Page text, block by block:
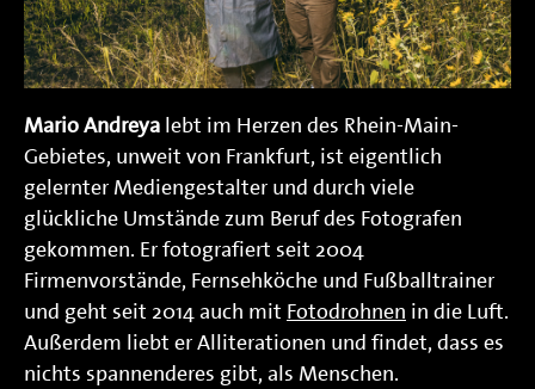
Mario Andreya lebt im Herzen des Rhein-Main-
Gebietes, unweit von Frankfurt, ist eigentlich
gelernter Mediengestalter und durch viele
glückliche Umstände zum Beruf des Fotografen
gekommen. Er fotografiert seit 2004
Firmenvorstände, Fernsehköche und Fußballtrainer
und geht seit 2014 auch mit Fotodrohnen in die Luft.
Außerdem liebt er Alliterationen und findet, dass es
nichts spannenderes gibt, als Menschen.